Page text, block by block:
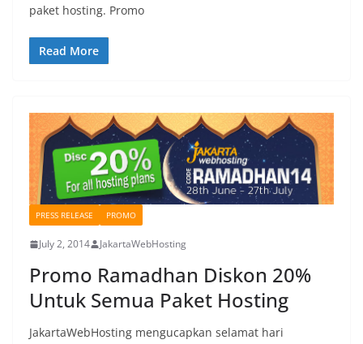
paket hosting. Promo
Read More
PRESS RELEASE PROMO
July 2, 2014 JakartaWebHosting
Promo Ramadhan Diskon 20%
Untuk Semua Paket Hosting
JakartaWebHosting mengucapkan selamat hari